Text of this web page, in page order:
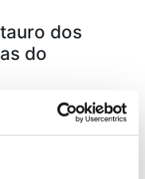
dos
do
de vários
das